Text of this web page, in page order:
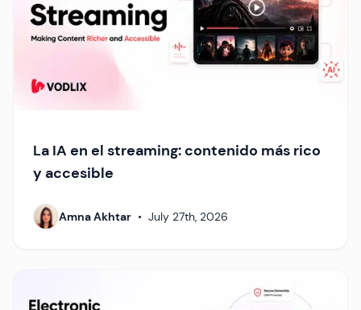
La IA en el streaming: contenido más rico
y accesible
Amna Akhtar • July 27th, 2026